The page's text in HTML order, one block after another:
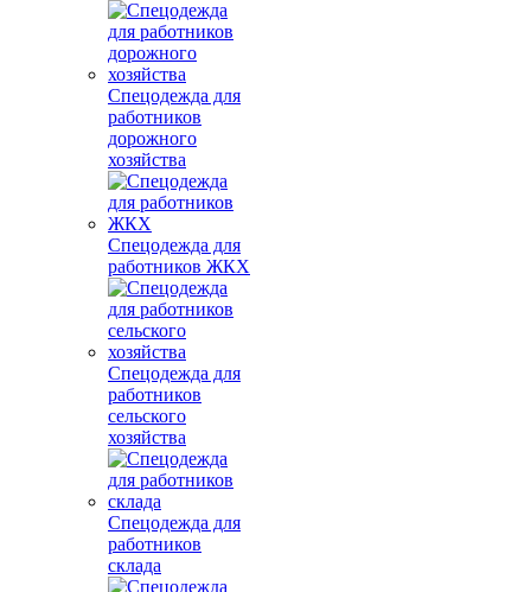
Спецодежда для
работников
дорожного
хозяйства
Спецодежда для
работников ЖКХ
Спецодежда для
работников
сельского
хозяйства
Спецодежда для
работников
склада